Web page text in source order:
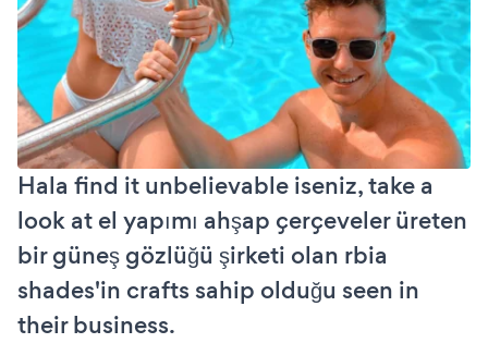
Hala find it unbelievable iseniz, take a
look at el yapımı ahşap çerçeveler üreten
bir güneş gözlüğü şirketi olan rbia
shades'in crafts sahip olduğu seen in
their business.